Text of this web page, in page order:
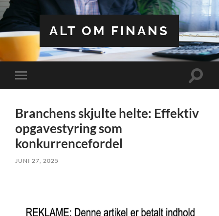
ALT OM FINANS
Toggle
mobile
Toggle
Branchens skjulte helte: Effektiv
opgavestyring som
konkurrencefordel
JUNI 27, 2025